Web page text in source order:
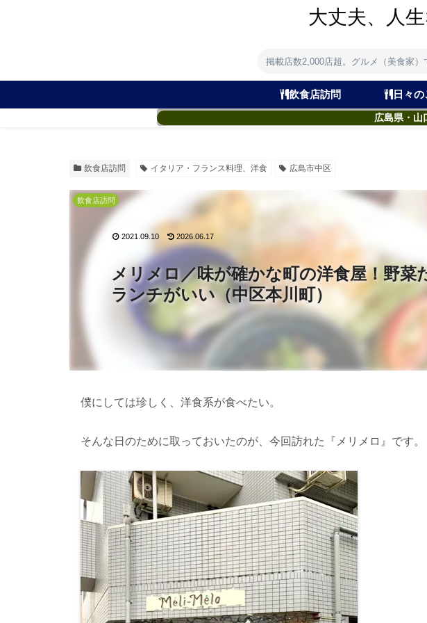
大丈夫、人
掲載店数2,000店超。グルメ（美食家）
飲食店訪問 日々の
広島県・
飲食店訪問 イタリア・フランス料理、洋食 広島市中区
メリメロ／味が確かな町の洋食屋！野菜
ランチがいい（中区本川町）
飲食店訪問
2021.09.10 2026.06.17
僕にしては珍しく、洋食系が食べたい。
そんな日のために取っておいたのが、今回訪れた『メリメロ』です。